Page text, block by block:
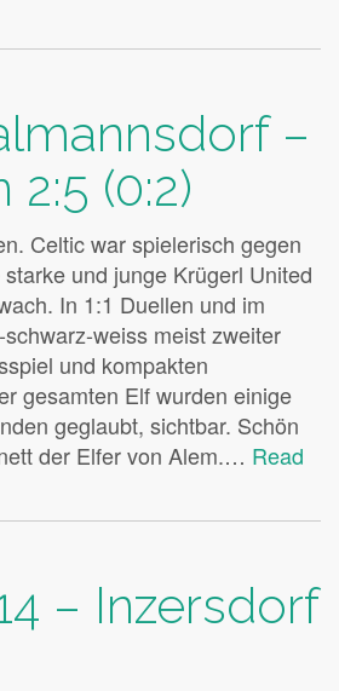
–
2:5 (0:2)
Celtic war spielerisch gegen
und junge Krügerl United
In 1:1 Duellen und im
weiss meist zweiter
und kompakten
gesamten Elf wurden einige
geglaubt, sichtbar. Schön
der Elfer von Alem.… Read
– Inzersdorf